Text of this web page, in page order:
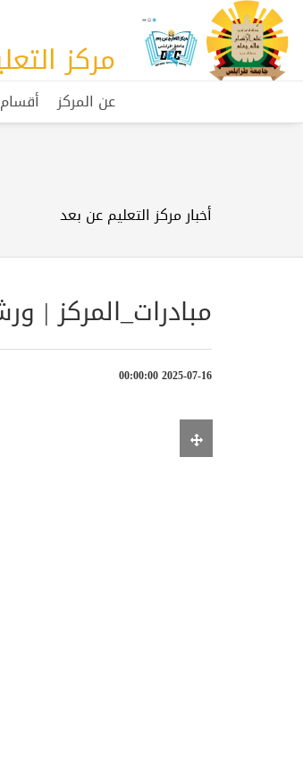
مركز
عن المركز
أخبار مركز التعليم عن بعد
مبادرات_المركز |
2025-07-16 00:00:00